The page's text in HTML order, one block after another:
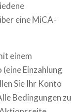
eine MiCA-
einem
Einzahlung
Sie Ihr Konto
Bedingungen zu